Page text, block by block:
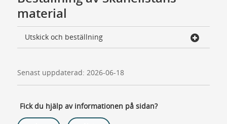
material
Utskick och beställning
Senast uppdaterad: 2026-06-18
Fick du hjälp av informationen på sidan?